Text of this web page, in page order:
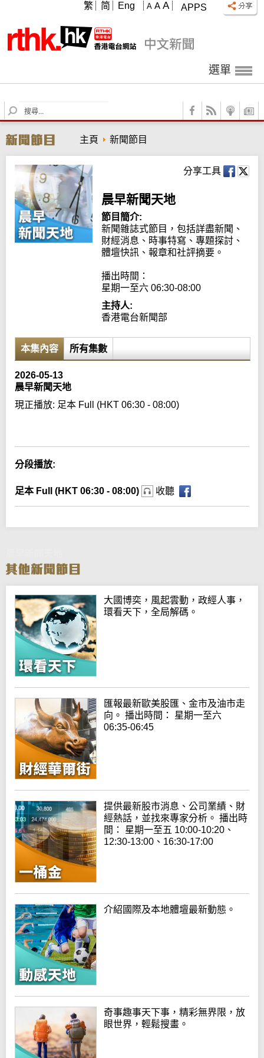
APPS
A A A
繁 简 Eng
選單
S
e
r
c
h
主頁 新聞節目
分享工具
晨早新聞天地
節目簡介:
新聞雜誌式節目，包括詳盡新聞、
財經消息、時事特寫、專題探討、
體壇快訊、報章和社評摘要。
播出時間：
星期一至六 06:30-08:00
主持人:
香港電台新聞部
本集內容 所有集數
2026-05-13
晨早新聞天地
現正播放: 足本 Full (HKT 06:30 - 08:00)
分段播放:
足本 Full (HKT 06:30 - 08:00) 收聽
大國博奕，風起雲動，政經人事，
環看天下，全局解碼。
匯報最新歐美股匯、金市及油市走
向。 播出時間： 星期一至六
06:35-06:45
提供最新股市消息、公司業績、財
經熱話，並找來專家分析。 播出時
間： 星期一至五 10:00-10:20、
12:30-13:00、16:30-17:00
介紹國際及本地體壇最新動態。
奇事趣事天下事，精彩無界限，放
眼世界，輕鬆搜畫。